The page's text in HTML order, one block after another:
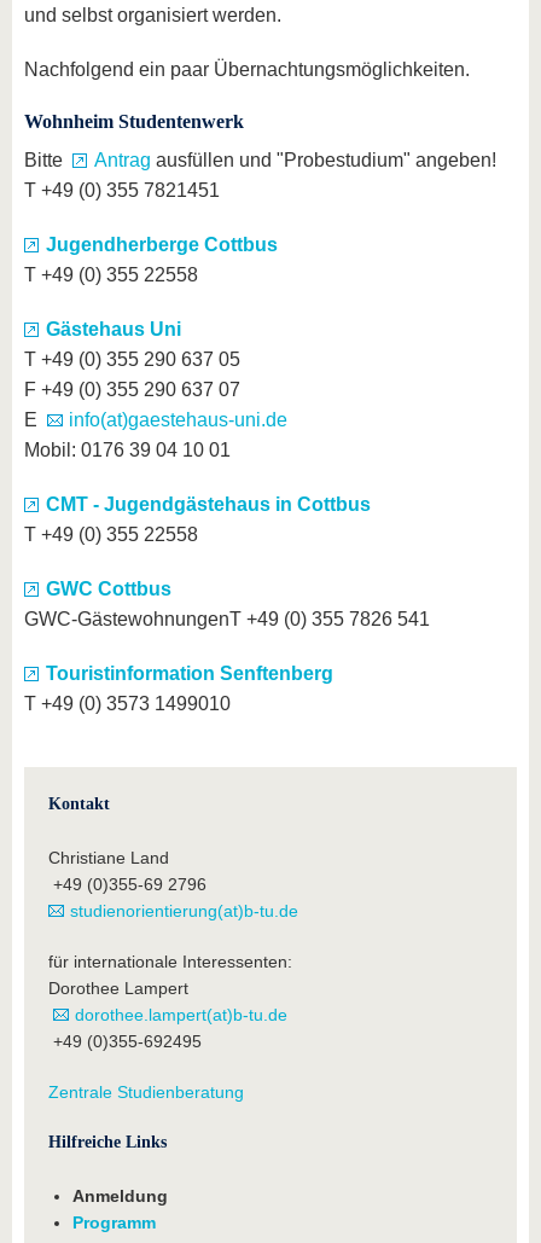
und selbst organisiert werden.
Nachfolgend ein paar Übernachtungsmöglichkeiten.
Wohnheim Studentenwerk
Bitte
Antrag ausfüllen und "Probestudium" angeben!
T +49 (0) 355 7821451
Jugendherberge Cottbus
T +49 (0) 355 22558
Gästehaus Uni
T +49 (0) 355 290 637 05
F +49 (0) 355 290 637 07
E
info(at)gaestehaus-uni.de
Mobil: 0176 39 04 10 01
CMT - Jugendgästehaus in Cottbus
T +49 (0) 355 22558
GWC Cottbus
GWC-GästewohnungenT +49 (0) 355 7826 541
Touristinformation Senftenberg
T +49 (0) 3573 1499010
Kontakt
Christiane Land
+49 (0)355-69 2796
studienorientierung(at)b-tu.de
für internationale Interessenten:
Dorothee Lampert
dorothee.lampert(at)b-tu.de
+49 (0)355-692495
Zentrale Studienberatung
Hilfreiche Links
Anmeldung
Programm